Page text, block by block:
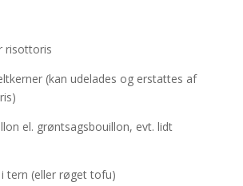
risottoris
(kan udelades og erstattes af
el. grøntsagsbouillon, evt. lidt
tern (eller røget tofu)